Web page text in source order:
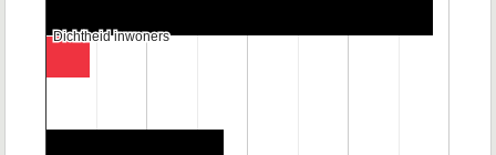
Dichtheid inwoners
Dichtheid inwoners